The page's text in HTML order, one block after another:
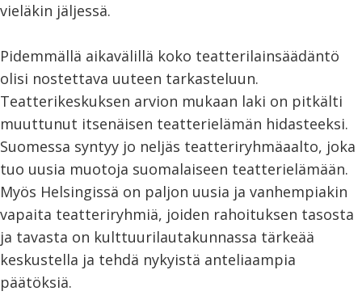
vieläkin jäljessä.
Pidemmällä aikavälillä koko teatterilainsäädäntö
olisi nostettava uuteen tarkasteluun.
Teatterikeskuksen arvion mukaan laki on pitkälti
muuttunut itsenäisen teatterielämän hidasteeksi.
Suomessa syntyy jo neljäs teatteriryhmäaalto, joka
tuo uusia muotoja suomalaiseen teatterielämään.
Myös Helsingissä on paljon uusia ja vanhempiakin
vapaita teatteriryhmiä, joiden rahoituksen tasosta
ja tavasta on kulttuurilautakunnassa tärkeää
keskustella ja tehdä nykyistä anteliaampia
päätöksiä.